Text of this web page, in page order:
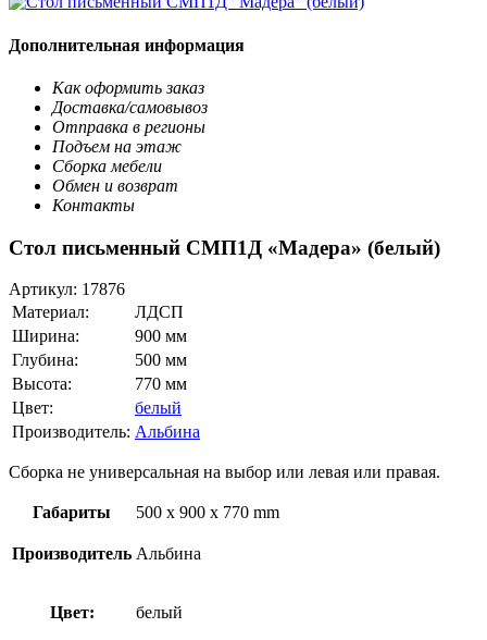
Дополнительная информация
Как оформить заказ
Доставка/самовывоз
Отправка в регионы
Подъем на этаж
Сборка мебели
Обмен и возврат
Контакты
Стол письменный СМП1Д «Мадера» (белый)
Артикул: 17876
Материал:
ЛДСП
Ширина:
900 мм
Глубина:
500 мм
Высота:
770 мм
Цвет:
белый
Производитель: Альбина
Сборка не универсальная на выбор или левая или правая.
Габариты 500 x 900 x 770 mm
Производитель Альбина
Цвет: белый